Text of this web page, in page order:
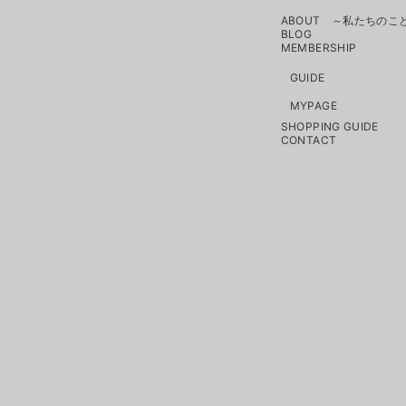
ABOUT ～私たちのこ
BLOG
MEMBERSHIP
GUIDE
MYPAGE
SHOPPING GUIDE
CONTACT